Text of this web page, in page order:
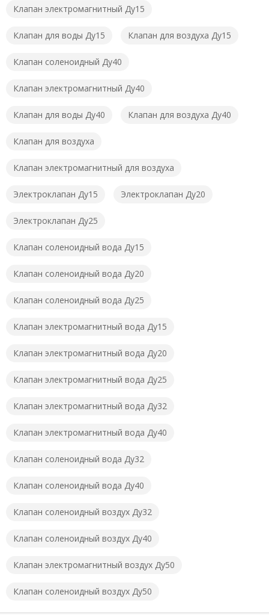
Клапан электромагнитный Ду15
Клапан для воды Ду15 Клапан для воздуха Ду15
Клапан соленоидный Ду40
Клапан электромагнитный Ду40
Клапан для воды Ду40 Клапан для воздуха Ду40
Клапан для воздуха
Клапан электромагнитный для воздуха
Электроклапан Ду15 Электроклапан Ду20
Электроклапан Ду25
Клапан соленоидный вода Ду15
Клапан соленоидный вода Ду20
Клапан соленоидный вода Ду25
Клапан электромагнитный вода Ду15
Клапан электромагнитный вода Ду20
Клапан электромагнитный вода Ду25
Клапан электромагнитный вода Ду32
Клапан электромагнитный вода Ду40
Клапан соленоидный вода Ду32
Клапан соленоидный вода Ду40
Клапан соленоидный воздух Ду32
Клапан соленоидный воздух Ду40
Клапан электромагнитный воздух Ду50
Клапан соленоидный воздух Ду50